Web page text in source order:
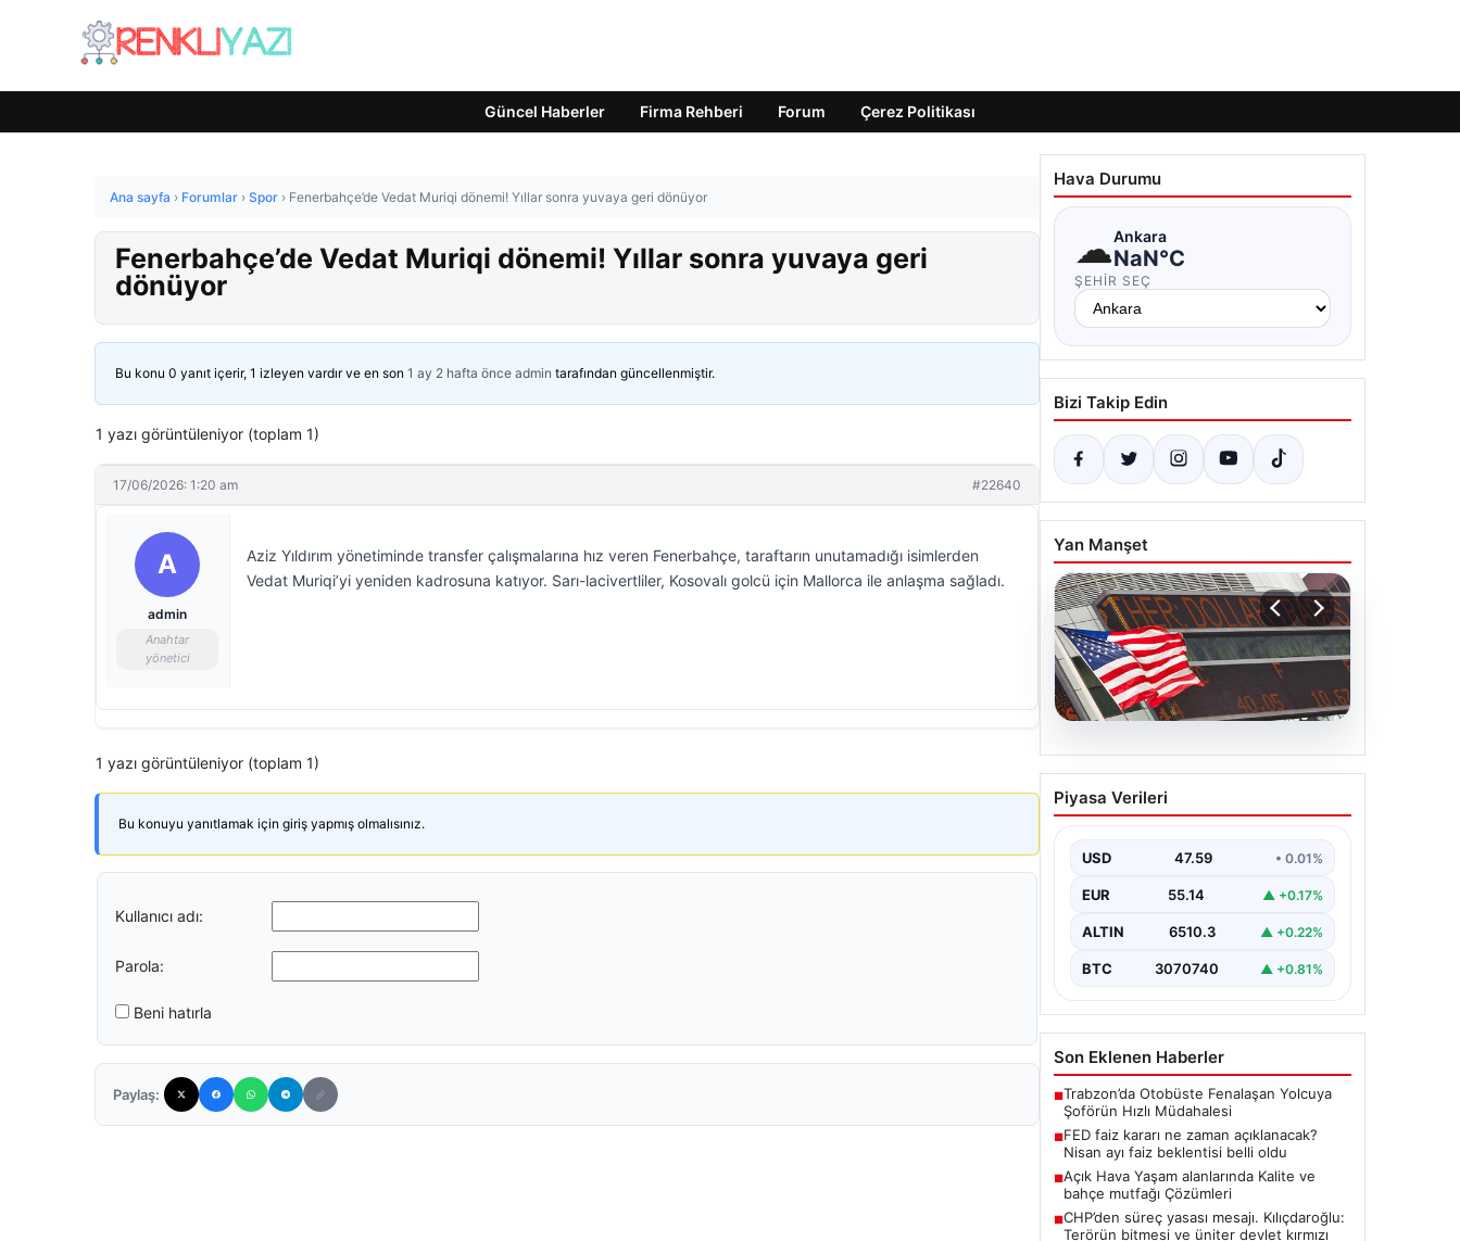
Güncel Haberler Firma Rehberi Forum Çerez Politikası
Ana sayfa › Forumlar › Spor › Fenerbahçe’de Vedat Muriqi dönemi! Yıllar sonra yuvaya geri dönüyor
Fenerbahçe’de Vedat Muriqi dönemi! Yıllar sonra yuvaya geri
dönüyor
Bu konu 0 yanıt içerir, 1 izleyen vardır ve en son 1 ay 2 hafta önce admin tarafından güncellenmiştir.
1 yazı görüntüleniyor (toplam 1)
17/06/2026: 1:20 am #22640
A
admin
Anahtar
yönetici
Aziz Yıldırım yönetiminde transfer çalışmalarına hız veren Fenerbahçe, taraftarın unutamadığı isimlerden
Vedat Muriqi’yi yeniden kadrosuna katıyor. Sarı-lacivertliler, Kosovalı golcü için Mallorca ile anlaşma sağladı.
1 yazı görüntüleniyor (toplam 1)
Bu konuyu yanıtlamak için giriş yapmış olmalısınız.
Kullanıcı adı:
Parola:
Beni hatırla
Paylaş:
Hava Durumu
☁Ankara
NaN°C
ŞEHIR SEÇ
Bizi Takip Edin
Yan Manşet
05.08.2026
FED faiz kararı ne zaman
açıklanacak? Nisan ayı
Piyasa Verileri
USD 47.59 • 0.01%
EUR 55.14 ▲ +0.17%
ALTIN 6510.3 ▲ +0.22%
BTC 3070740 ▲ +0.81%
Son Eklenen Haberler
■Trabzon’da Otobüste Fenalaşan Yolcuya
Şoförün Hızlı Müdahalesi
■FED faiz kararı ne zaman açıklanacak?
Nisan ayı faiz beklentisi belli oldu
■Açık Hava Yaşam alanlarında Kalite ve
bahçe mutfağı Çözümleri
■CHP’den süreç yasası mesajı. Kılıçdaroğlu:
Terörün bitmesi ve üniter devlet kırmızı